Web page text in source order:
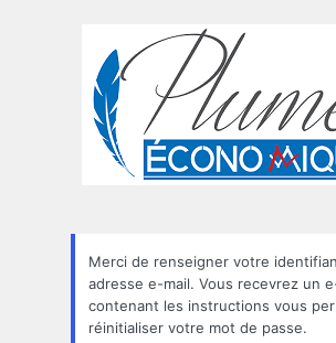
Merci de renseigner votre
adresse e-mail. Vous recevrez un
contenant les instructions vous
réinitialiser votre mot de passe.